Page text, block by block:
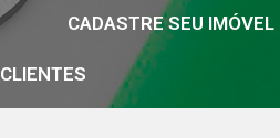
CADASTRE SEU IMÓVEL
CLIENTES